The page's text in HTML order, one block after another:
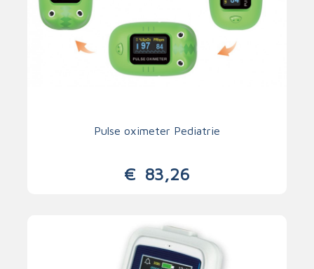
Pulse oximeter Pediatrie
€ 83,26